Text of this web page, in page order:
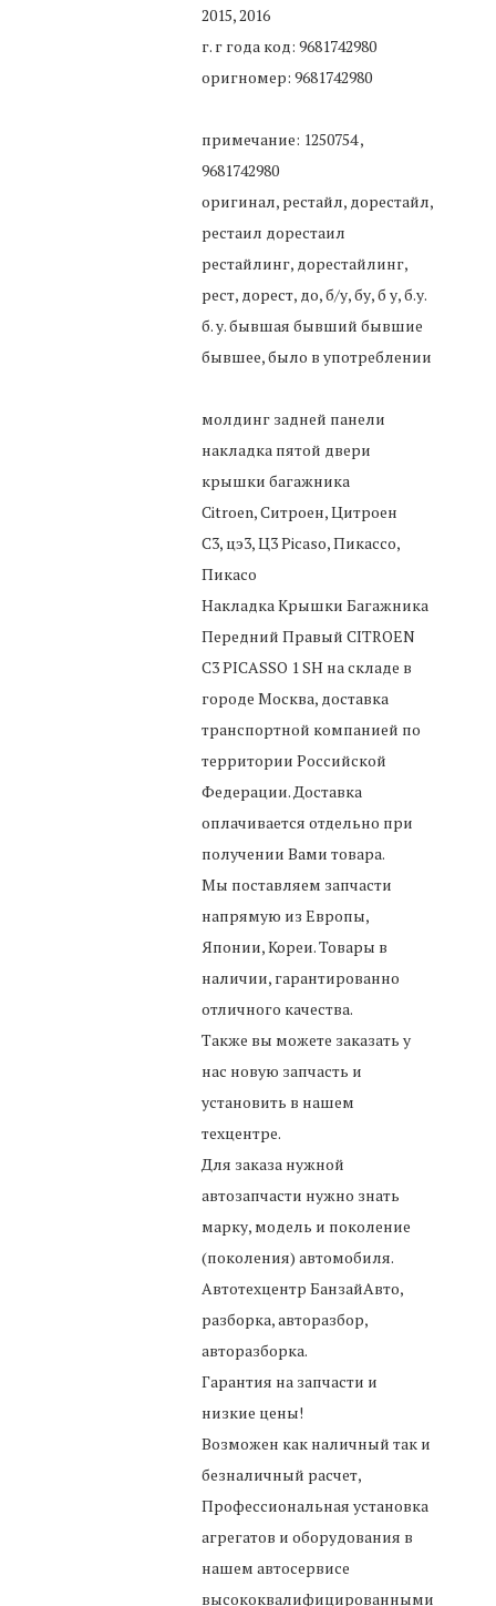
2015, 2016
г. г года код: 9681742980
оригномер: 9681742980
примечание: 1250754 ,
9681742980
оригинал, рестайл, дорестайл,
рестаил дорестаил
рестайлинг, дорестайлинг,
рест, дорест, до, б/у, бу, б у, б.у.
б. у. бывшая бывший бывшие
бывшее, было в употреблении
молдинг задней панели
накладка пятой двери
крышки багажника
Citroen, Ситроен, Цитроен
С3, цэ3, Ц3 Picaso, Пикассо,
Пикасо
Накладка Крышки Багажника
Передний Правый CITROEN
C3 PICASSO 1 SH на складе в
городе Москва, доставка
транспортной компанией по
территории Российской
Федерации. Доставка
оплачивается отдельно при
получении Вами товара.
Мы поставляем запчасти
напрямую из Европы,
Японии, Кореи. Товары в
наличии, гарантированно
отличного качества.
Также вы можете заказать у
нас новую запчасть и
установить в нашем
техцентре.
Для заказа нужной
автозапчасти нужно знать
марку, модель и поколение
(поколения) автомобиля.
Автотехцентр БанзайАвто,
разборка, авторазбор,
авторазборка.
Гарантия на запчасти и
низкие цены!
Возможен как наличный так и
безналичный расчет,
Профессиональная установка
агрегатов и оборудования в
нашем автосервисе
высококвалифицированными